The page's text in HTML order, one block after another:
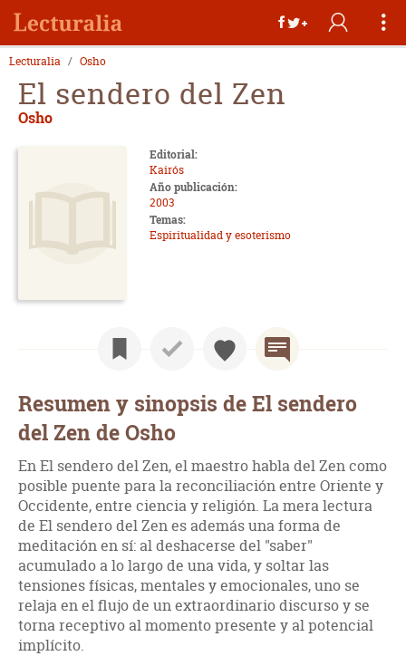
Lecturalia Osho
El sendero del Zen
Osho
Editorial:
Kairós
Año publicación:
2003
Temas:
Espiritualidad y esoterismo
Resumen y sinopsis de El sendero
del Zen de Osho
En El sendero del Zen, el maestro habla del Zen como
posible puente para la reconciliación entre Oriente y
Occidente, entre ciencia y religión. La mera lectura
de El sendero del Zen es además una forma de
meditación en sí: al deshacerse del "saber"
acumulado a lo largo de una vida, y soltar las
tensiones físicas, mentales y emocionales, uno se
relaja en el flujo de un extraordinario discurso y se
torna receptivo al momento presente y al potencial
implícito.